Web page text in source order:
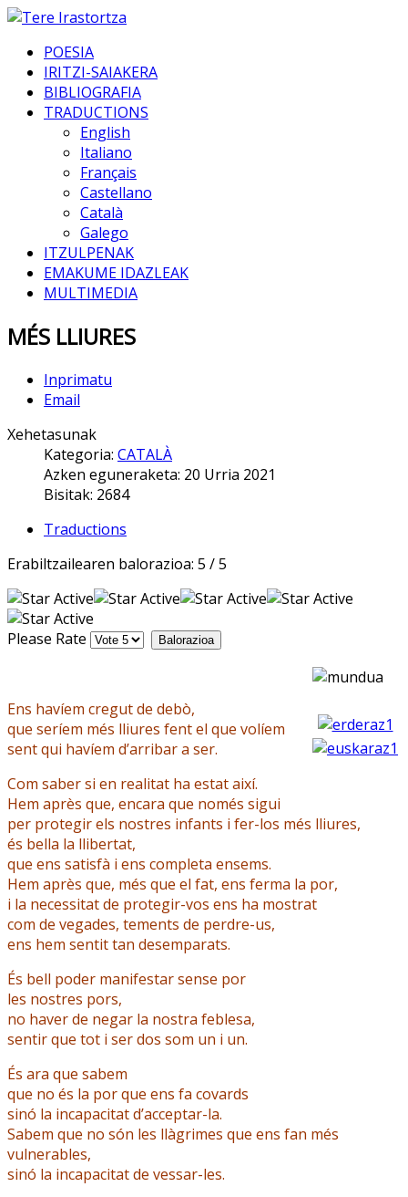
POESIA
IRITZI-SAIAKERA
BIBLIOGRAFIA
TRADUCTIONS
English
Italiano
Français
Castellano
Català
Galego
ITZULPENAK
EMAKUME IDAZLEAK
MULTIMEDIA
MÉS LLIURES
Inprimatu
Email
Xehetasunak
Kategoria: CATALÀ
Azken eguneraketa: 20 Urria 2021
Bisitak: 2684
Traductions
Erabiltzailearen balorazioa: 5 /5
Please Rate
Ens havíem cregut de debò,
que seríem més lliures fent el que volíem
sent qui havíem d’arribar a ser.
Com saber si en realitat ha estat així.
Hem après que, encara que només sigui
per protegir els nostres infants i fer-los més lliures,
és bella la llibertat,
que ens satisfà i ens completa ensems.
Hem après que, més que el fat, ens ferma la por,
i la necessitat de protegir-vos ens ha mostrat
com de vegades, tements de perdre-us,
ens hem sentit tan desemparats.
És bell poder manifestar sense por
les nostres pors,
no haver de negar la nostra feblesa,
sentir que tot i ser dos som un i un.
És ara que sabem
que no és la por que ens fa covards
sinó la incapacitat d’acceptar-la.
Sabem que no són les llàgrimes que ens fan més
vulnerables,
sinó la incapacitat de vessar-les.